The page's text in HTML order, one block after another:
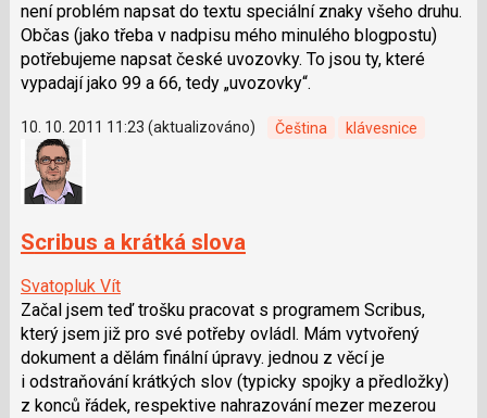
není problém napsat do textu speciální znaky všeho druhu.
Občas (jako třeba v nadpisu mého minulého blogpostu)
potřebujeme napsat české uvozovky. To jsou ty, které
vypadají jako 99 a 66, tedy „uvozovky“.
10. 10. 2011 11:23 (aktualizováno) Čeština klávesnice
Scribus a krátká slova
Svatopluk Vít
Začal jsem teď trošku pracovat s programem Scribus,
který jsem již pro své potřeby ovládl. Mám vytvořený
dokument a dělám finální úpravy. jednou z věcí je
i odstraňování krátkých slov (typicky spojky a předložky)
z konců řádek, respektive nahrazování mezer mezerou